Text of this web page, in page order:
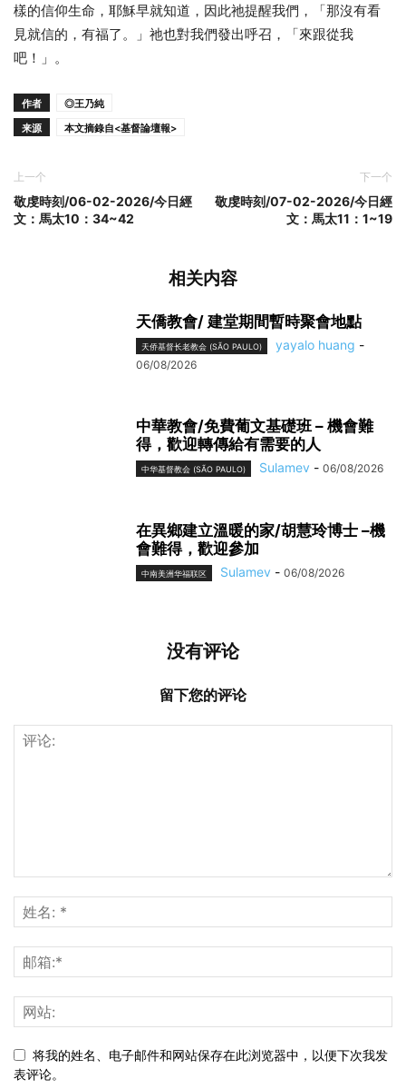
樣的信仰生命，耶穌早就知道，因此祂提醒我們，「那沒有看
見就信的，有福了。」祂也對我們發出呼召，「來跟從我
吧！」。
作者
◎王乃純
来源
本文摘錄自<基督論壇報>
上一个
敬虔時刻/06-02-2026/今日經
文：馬太10：34~42
下一个
敬虔時刻/07-02-2026/今日經
文：馬太11：1~19
相关内容
天僑教會/ 建堂期間暫時聚會地點
天侨基督长老教会 (SÃO PAULO) yayalo huang -
06/08/2026
中華教會/免費葡文基礎班 – 機會難
得，歡迎轉傳給有需要的人
中华基督教会 (SÃO PAULO) Sulamev - 06/08/2026
在異鄉建立溫暖的家/胡慧玲博士 –機
會難得，歡迎參加
中南美洲华福联区 Sulamev - 06/08/2026
没有评论
留下您的评论
将我的姓名、电子邮件和网站保存在此浏览器中，以便下次我发
表评论。